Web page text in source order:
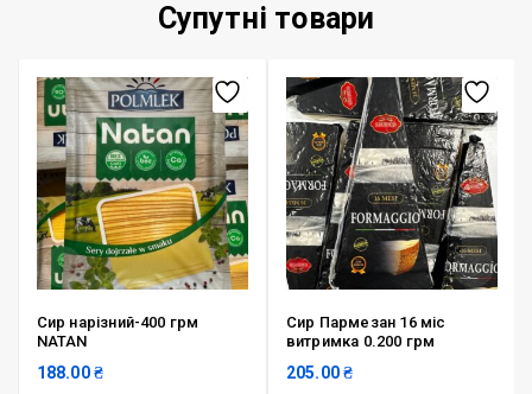
Супутні товари
Сир нарізний-400 грм
NATAN
188.00₴
Сир Пармезан 16 міс
витримка 0.200 грм
205.00₴